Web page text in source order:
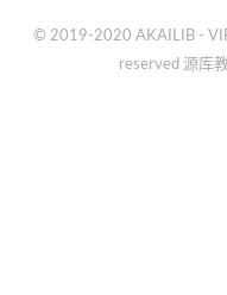
© 2019-2020 AKAILIB -
reserved 源库